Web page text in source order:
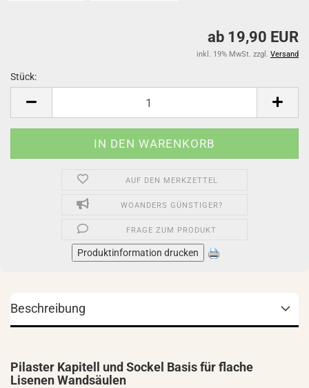
ab 19,90 EUR
inkl. 19% MwSt. zzgl. Versand
Stück:
AUF DEN MERKZETTEL
WOANDERS GÜNSTIGER?
FRAGE ZUM PRODUKT
Produktinformation drucken
Beschreibung
Pilaster Kapitell und Sockel Basis für flache
Lisenen Wandsäulen